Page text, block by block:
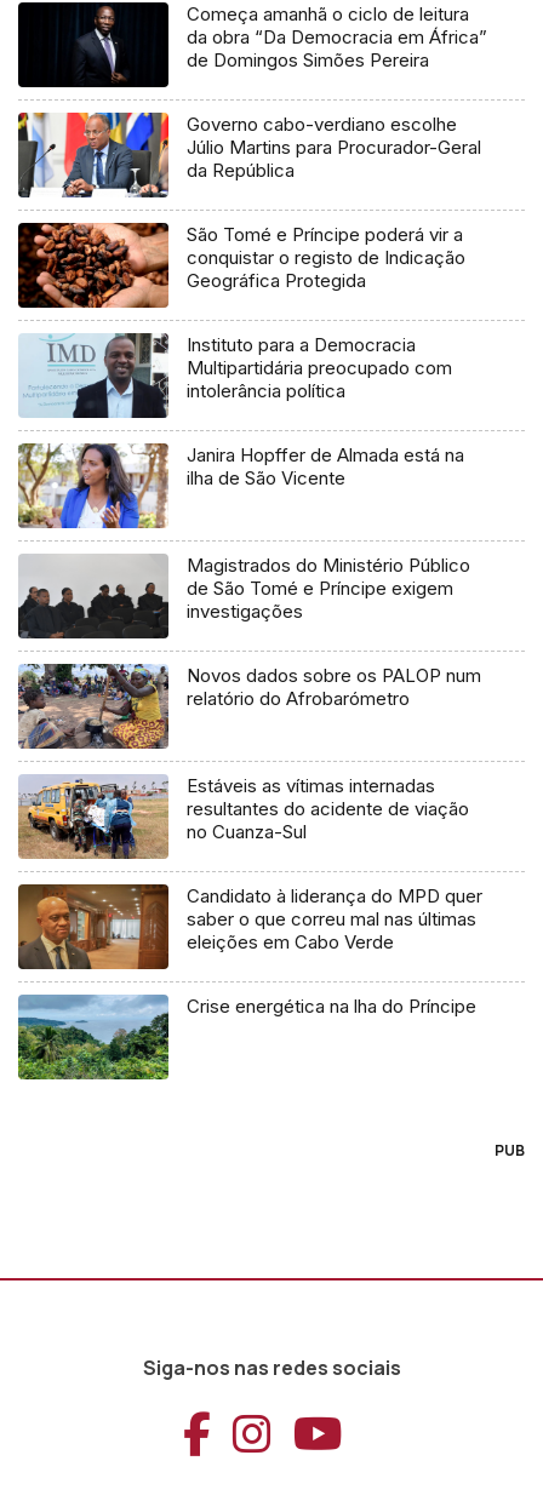
Começa amanhã o ciclo de leitura
da obra “Da Democracia em África”
de Domingos Simões Pereira
Governo cabo-verdiano escolhe
Júlio Martins para Procurador-Geral
da República
São Tomé e Príncipe poderá vir a
conquistar o registo de Indicação
Geográfica Protegida
Instituto para a Democracia
Multipartidária preocupado com
intolerância política
Janira Hopffer de Almada está na
ilha de São Vicente
Magistrados do Ministério Público
de São Tomé e Príncipe exigem
investigações
Novos dados sobre os PALOP num
relatório do Afrobarómetro
Estáveis as vítimas internadas
resultantes do acidente de viação
no Cuanza-Sul
Candidato à liderança do MPD quer
saber o que correu mal nas últimas
eleições em Cabo Verde
Crise energética na lha do Príncipe
PUB
Siga-nos nas redes sociais
Aceder ao
Aceder ao
Aceder